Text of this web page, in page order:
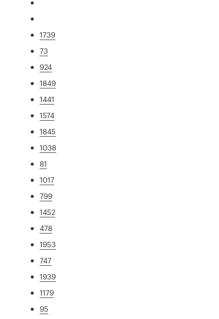
1739
73
924
1849
1441
1574
1845
1038
81
1017
799
1452
478
1953
747
1939
1179
95